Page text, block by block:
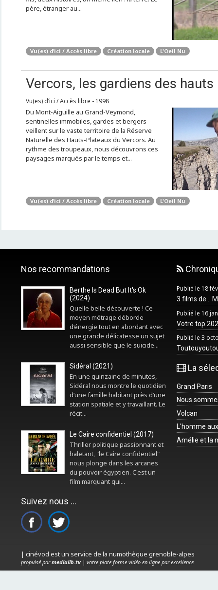
père, étranger au...
Vu(es) d’ici / Accès libre Création locale L'Oeil Nu
Vercors, les gardiens des
Vu(es) d’ici / Accès libre - 1998
Du Mont-Aiguille au Grand-Veymond,
sentinelles immobiles, gardes et bergers
veillent sur le vaste territoire de la Réserve
Naturelle des Hauts-Plateaux du Vercors. Au
rythme des troupeaux, nous découvrons ces
paysages marqués par le temps et...
Vu(es) d’ici / Accès libre Création locale L'Oeil Nu
Nos recommandations
Berthe Is Dead But It's Ok
(2024)
Quelle belle découverte ! Ce
moyen métrage déborde
d’énergie tout en abordant avec
une grande délicatesse un sujet
aussi sensible que le suicide...
Sidéral (2021)
En une quinzaine de minutes,
Sidéral nous montre le quotidien
d’une famille habitant près d’une
station spatiale et y travaillant. Le
récit...
Le Caire confidentiel (2017)
Thriller politique passionnant et
haletant, "le Caire confidentiel"
nous plonge dans les arcanes
du pouvoir égyptien. C'est un
film marquant qui...
Suivez nous ...
Publié le 18
3 films de...
Publié le 16
Votre top
Publié le 3
La
Grand Paris
Nous
Volcan
L'homme
Amélie et la
| cinévod est un service de la numothèque grenoble-alpes
propulsé parmedialib.tv| votre plate-forme vidéo en ligne par excellence